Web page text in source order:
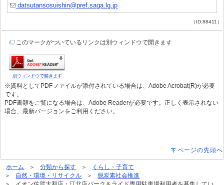
datsutansosuishin@pref.saga.lg.jp
（ID:88411）
このマークがついているリンクは別ウィンドウで開きます
別ウィンドウで開きます
※資料としてPDFファイルが添付されている場合は、Adobe Acrobat(R)が必要
です。
PDF書類をご覧になる場合は、Adobe Readerが必要です。正しく表示されない
場合、最新バージョンをご利用ください。
ページの先頭へ
ホーム 分類から探す
くらし・子育て
自然・環境・リサイクル
脱炭素社会推進